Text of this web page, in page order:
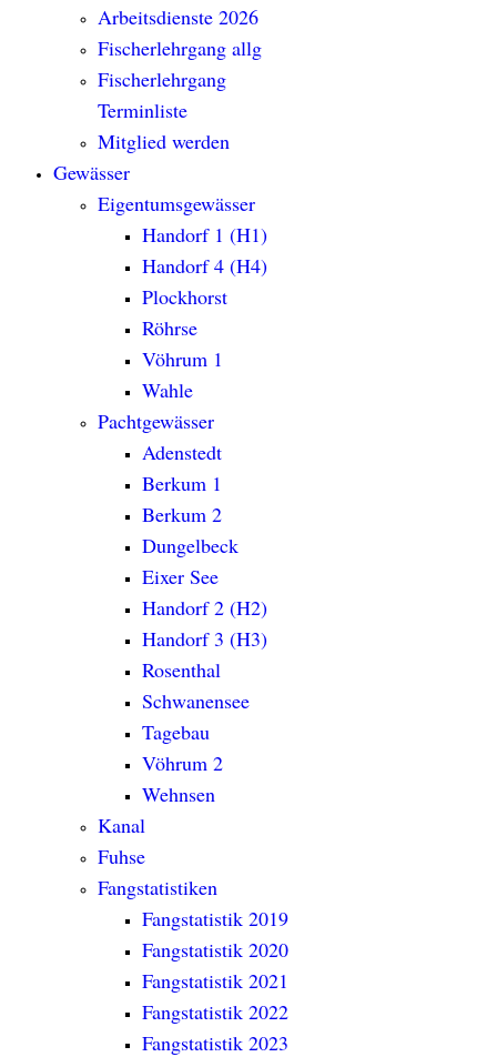
Arbeitsdienste 2026
Fischerlehrgang allg
Fischerlehrgang
Terminliste
Mitglied werden
Gewässer
Eigentumsgewässer
Handorf 1 (H1)
Handorf 4 (H4)
Plockhorst
Röhrse
Vöhrum 1
Wahle
Pachtgewässer
Adenstedt
Berkum 1
Berkum 2
Dungelbeck
Eixer See
Handorf 2 (H2)
Handorf 3 (H3)
Rosenthal
Schwanensee
Tagebau
Vöhrum 2
Wehnsen
Kanal
Fuhse
Fangstatistiken
Fangstatistik 2019
Fangstatistik 2020
Fangstatistik 2021
Fangstatistik 2022
Fangstatistik 2023